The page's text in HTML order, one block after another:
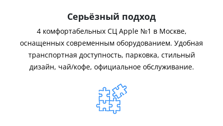
Серьёзный подход
4 комфортабельных СЦ Apple №1 в Москве,
оснащенных современным оборудованием. Удобная
транспортная доступность, парковка, стильный
дизайн, чай/кофе, официальное обслуживание.